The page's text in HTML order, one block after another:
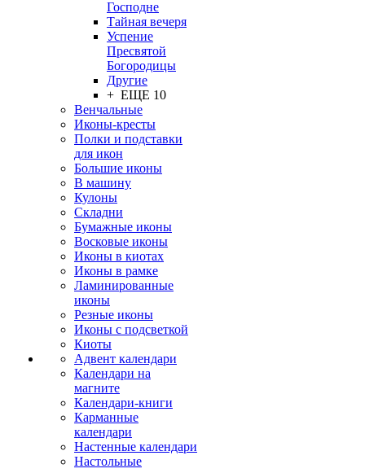
Господне
Тайная вечеря
Успение
Пресвятой
Богородицы
Другие
+ ЕЩЕ 10
Венчальные
Иконы-кресты
Полки и подставки
для икон
Большие иконы
В машину
Кулоны
Складни
Бумажные иконы
Восковые иконы
Иконы в киотах
Иконы в рамке
Ламинированные
иконы
Резные иконы
Иконы с подсветкой
Киоты
Адвент календари
Календари на
магните
Календари-книги
Карманные
календари
Настенные календари
Настольные